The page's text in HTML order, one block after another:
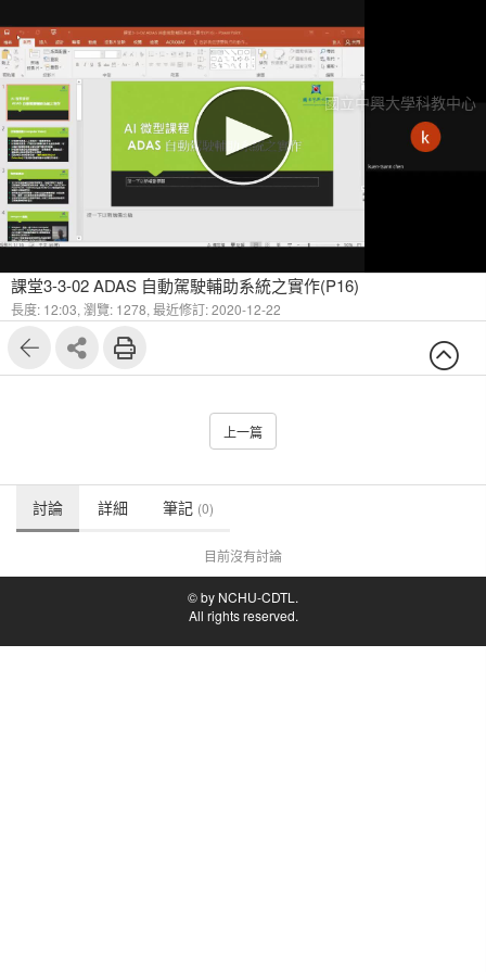
國立中興大學科教中心
課堂3-3-02 ADAS 自動駕駛輔助系統之實作(P16)
長度: 12:03, 瀏覽: 1278, 最近修訂: 2020-12-22
上一篇
討論 詳細 筆記 (0)
目前沒有討論
© by NCHU-CDTL.
All rights reserved.